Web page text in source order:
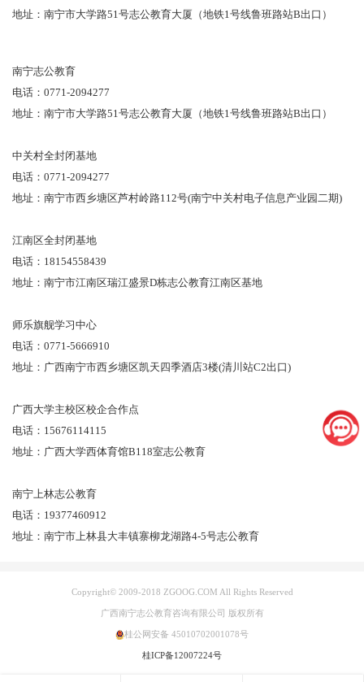
地址：南宁市大学路51号志公教育大厦（地铁1号线鲁班路站B出口）
南宁志公教育
电话：0771-2094277
地址：南宁市大学路51号志公教育大厦（地铁1号线鲁班路站B出口）
中关村全封闭基地
电话：0771-2094277
地址：南宁市西乡塘区芦村岭路112号(南宁中关村电子信息产业园二期)
江南区全封闭基地
电话：18154558439
地址：南宁市江南区瑞江盛景D栋志公教育江南区基地
师乐旗舰学习中心
电话：0771-5666910
地址：广西南宁市西乡塘区凯天四季酒店3楼(清川站C2出口)
广西大学主校区校企合作点
电话：15676114115
地址：广西大学西体育馆B118室志公教育
南宁上林志公教育
电话：19377460912
地址：南宁市上林县大丰镇寨柳龙湖路4-5号志公教育
Copyright© 2009-2018 ZGOOG.COM All Rights Reserved
广西南宁志公教育咨询有限公司 版权所有
桂公网安备 45010702001078号
桂ICP备12007224号